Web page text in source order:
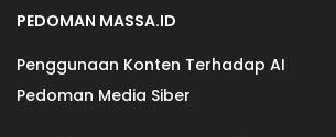
PEDOMAN MASSA.ID
Penggunaan Konten Terhadap AI
Pedoman Media Siber